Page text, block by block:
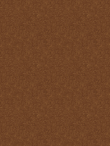
Pastoral
La Santa Misa y la ofrenda
de sí mismo
La Santa Misa y la Palabra
de Dios
La Santa Misa y la pureza
La Santa Misa y la
Resurrección
La Santa Misa y la salud
del alma y del cuerpo
La Santa Misa y la salud
del alma y del cuerpo
La Santa Misa y la